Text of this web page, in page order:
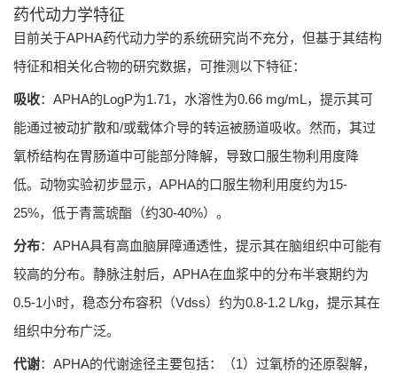
药代动力学特征
目前关于APHA药代动力学的系统研究尚不充分，但基于其结构
特征和相关化合物的研究数据，可推测以下特征：
吸收：APHA的LogP为1.71，水溶性为0.66 mg/mL，提示其可
能通过被动扩散和/或载体介导的转运被肠道吸收。然而，其过
氧桥结构在胃肠道中可能部分降解，导致口服生物利用度降
低。动物实验初步显示，APHA的口服生物利用度约为15-
25%，低于青蒿琥酯（约30-40%）。
分布：APHA具有高血脑屏障通透性，提示其在脑组织中可能有
较高的分布。静脉注射后，APHA在血浆中的分布半衰期约为
0.5-1小时，稳态分布容积（Vdss）约为0.8-1.2 L/kg，提示其在
组织中分布广泛。
代谢：APHA的代谢途径主要包括：（1）过氧桥的还原裂解，